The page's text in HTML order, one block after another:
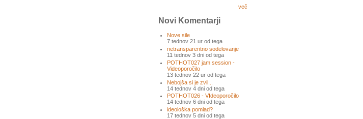
več
Novi Komentarji
Nove sile
7 tednov 21 ur od tega
netransparentno sodelovanje
11 tednov 3 dni od tega
POTHOT027 jam session -
Videoporočilo
13 tednov 22 ur od tega
Nebojša si je zvil...
14 tednov 4 dni od tega
POTHOT026 - VIdeoporočilo
14 tednov 6 dni od tega
ideološka pomlad?
17 tednov 5 dni od tega